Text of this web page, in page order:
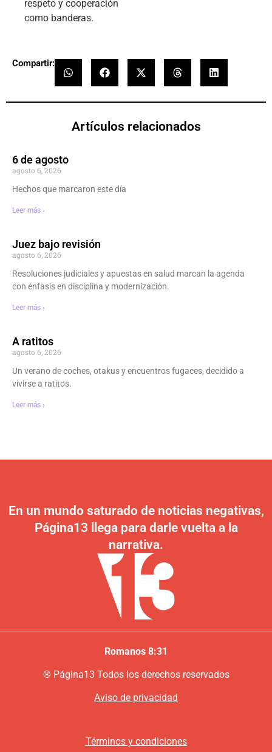
respeto y cooperación
como banderas.
Compartir:
Artículos relacionados
6 de agosto
agosto 6, 2026
Hechos que marcaron este día
Leer más ›
Juez bajo revisión
agosto 6, 2026
Resoluciones judiciales y apuestas en salud marcan la agenda
con énfasis en disciplina y modernización.
Leer más ›
A ratitos
agosto 6, 2026
Un verano de coches, otakus y encuentros fugaces, decidido a
vivirse a ratitos.
Leer más ›
En un mundo saturado de noticias negativas,
Página13 llega para darle vuelta a la
narrativa.
Romanos 8:31
® Página13 Todos los derechos reservados
Aviso de privacidad
Términos y condiciones